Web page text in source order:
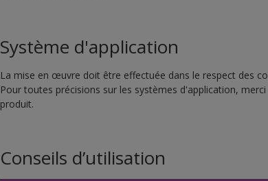
Système d'application
La mise en œuvre doit être effectuée dans le respect des
Pour toutes précisions sur les systèmes d'application,
produit.
Conseils d’utilisation